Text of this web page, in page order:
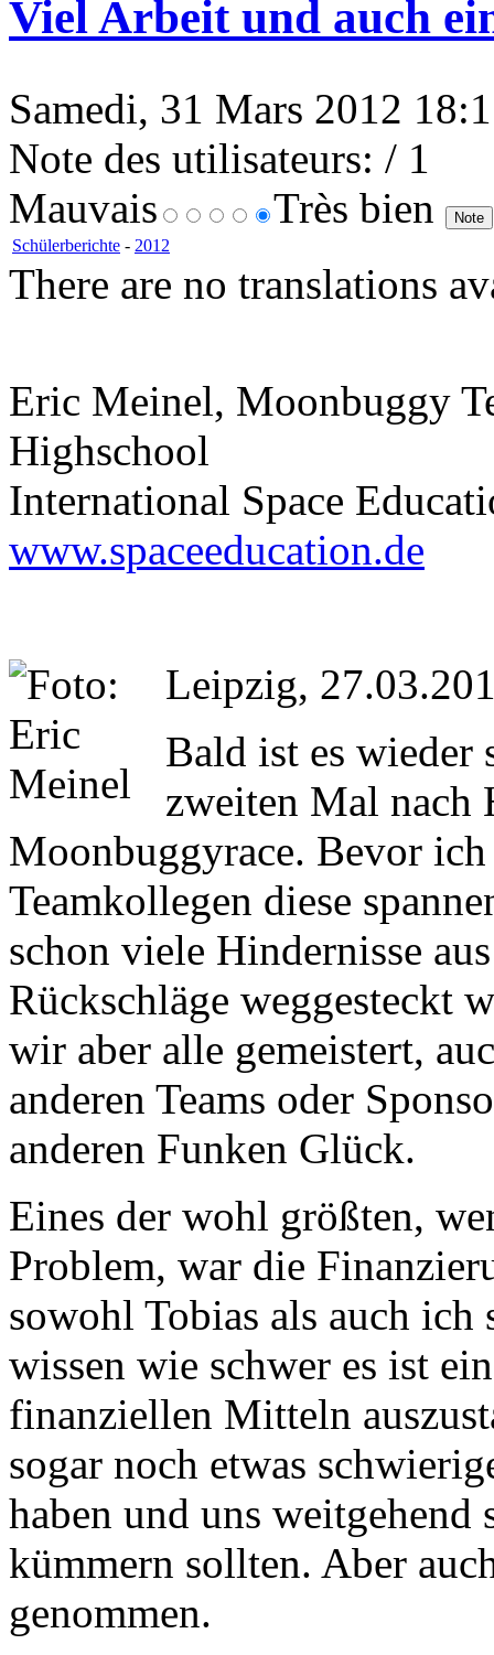
Viel Arbeit und auch
Samedi, 31 Mars 2012
Note des utilisateurs: / 1
Mauvais
Très bien
Schülerberichte - 2012
There are no translations
Eric Meinel, Moonbuggy
Highschool
International Space
www.spaceeducation.de
Leipzig,
Bald ist es wieder
zweiten Mal nach
Moonbuggyrace. Bevor
Teamkollegen diese
schon viele Hindernisse
Rückschläge weggesteckt
wir aber alle gemeistert,
anderen Teams oder
anderen Funken Glück.
Eines der wohl größten,
Problem, war die
sowohl Tobias als auch ich
wissen wie schwer es ist
finanziellen Mitteln
sogar noch etwas
haben und uns weitgehend
kümmern sollten. Aber
genommen.